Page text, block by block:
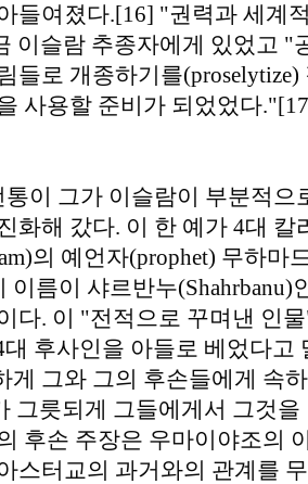
들여졌다.[16] "권력과 세계
이슬람 추종자에게 있었고 "
들로 개종하기를
사용할 준비가 되었었다
통이 그가 이슬람이 부분적
화해 갔다. 이 한 예가 4대
의 예언자(prophet) 무하마
이름이 샤르반누
다. 이 "전적으로 꾸며낸 인
대 후사인을 아들로 베었다고
게 그와 그의 후손들에게 속
그릇되게 그들에게서 그것
후손 주장은 우마이야조의
스터교의 과거와의 관계를